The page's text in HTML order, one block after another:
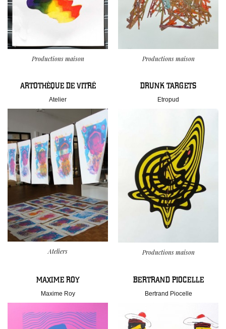
Productions maison Productions maison
ARTOTHÈQUE DE VITRÉ
Atelier
Ateliers
DRUNK TARGETS
Etropud
Productions maison
MAXIME ROY
Maxime Roy
BERTRAND PIOCELLE
Bertrand Piocelle